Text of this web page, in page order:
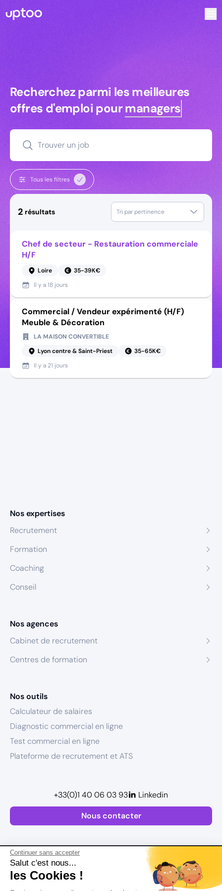
Continuer sans accepter
Salut c'est nous...
les Cookies !
Recherchez parmi les meilleures
Recherchez parmi les meilleures
offres d'emploi pourmanagers
Trouver un job
Tous les filtres
2 résultats Tri par pertinence
Chef de secteur - Restauration commerciale
H/F
Loire
35-39K€
Il y a18 jours
Commercial / Vendeur expérimenté (H/F)
Meuble & Décoration
LA MAISON CONVERTIBLE
Lyon centre & Saint-Priest
35-65K€
Il y a 21 jours
Nos expertises
Recrutement
Formation
Coaching
Conseil
Nos agences
Cabinet de recrutement
Centres de formation
Nos outils
Calculateur de salaires
Diagnostic commercial en ligne
Test commercial en ligne
Plateforme de recrutement et ATS
Nous contacter
+33(0)1 40 06 03 93 Linkedin